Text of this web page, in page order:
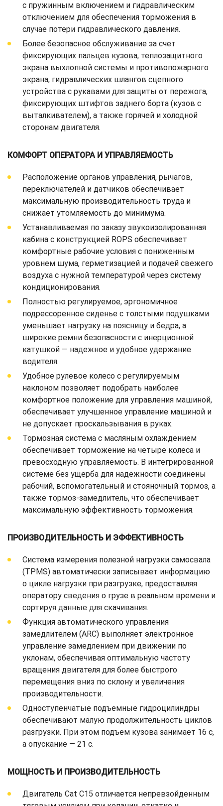
с пружинным включением и гидравлическим
отключением для обеспечения торможения в
случае потери гидравлического давления.
Более безопасное обслуживание за счет
фиксирующих пальцев кузова, теплозащитного
экрана выхлопной системы и противопожарного
экрана, гидравлических шлангов сцепного
устройства с рукавами для защиты от пережога,
фиксирующих штифтов заднего борта (кузов с
выталкивателем), а также горячей и холодной
сторонам двигателя.
КОМФОРТ ОПЕРАТОРА И УПРАВЛЯЕМОСТЬ
Расположение органов управления, рычагов,
переключателей и датчиков обеспечивает
максимальную производительность труда и
снижает утомляемость до минимума.
Устанавливаемая по заказу звукоизолированная
кабина с конструкцией ROPS обеспечивает
комфортные рабочие условия с пониженным
уровнем шума, герметизацией и подачей свежего
воздуха с нужной температурой через систему
кондиционирования.
Полностью регулируемое, эргономичное
подрессоренное сиденье с толстыми подушками
уменьшает нагрузку на поясницу и бедра, а
широкие ремни безопасности с инерционной
катушкой — надежное и удобное удержание
водителя.
Удобное рулевое колесо с регулируемым
наклоном позволяет подобрать наиболее
комфортное положение для управления машиной,
обеспечивает улучшенное управление машиной и
не допускает проскальзывания в руках.
Тормозная система с масляным охлаждением
обеспечивает торможение на четыре колеса и
превосходную управляемость. В интегрированной
системе без ущерба для надежности соединены
рабочий, вспомогательный и стояночный тормоз, а
также тормоз-замедлитель, что обеспечивает
максимальную эффективность торможения.
ПРОИЗВОДИТЕЛЬНОСТЬ И ЭФФЕКТИВНОСТЬ
Система измерения полезной нагрузки самосвала
(TPMS) автоматически записывает информацию
о цикле нагрузки при разгрузке, предоставляя
оператору сведения о грузе в реальном времени и
сортируя данные для скачивания.
Функция автоматического управления
замедлителем (ARC) выполняет электронное
управление замедлением при движении по
уклонам, обеспечивая оптимальную частоту
вращения двигателя для более быстрого
перемещения вниз по склону и увеличения
производительности.
Одноступенчатые подъемные гидроцилиндры
обеспечивают малую продолжительность циклов
разгрузки. При этом подъем кузова занимает 16 с,
а опускание — 21 с.
МОЩНОСТЬ И ПРОИЗВОДИТЕЛЬНОСТЬ
Двигатель Cat C15 отличается непревзойденным